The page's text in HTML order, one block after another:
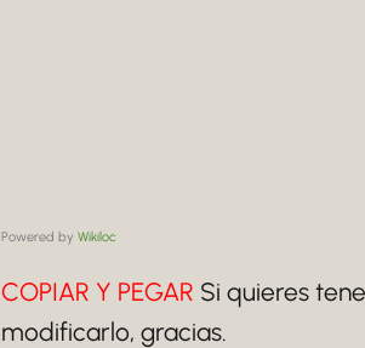
Powered by Wikiloc
COPIAR Y PEGAR Si quieres
modificarlo, gracias.